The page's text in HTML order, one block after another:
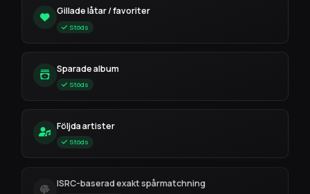
Gillade låtar / favoriter
Stöds
Sparade album
Stöds
Följda artister
Stöds
ISRC-baserad exakt spårmatchning